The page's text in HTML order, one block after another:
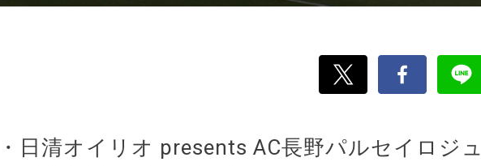
日清オイリオ presents AC長野パルセイロジュ